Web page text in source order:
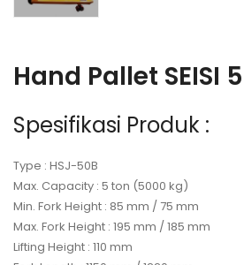
Hand Pallet SEISI
Spesifikasi Produk :
Type : HSJ-50B
Max. Capacity : 5 ton (5000 kg)
Min. Fork Height : 85 mm / 75 mm
Max. Fork Height : 195 mm / 185 mm
Lifting Height : 110 mm